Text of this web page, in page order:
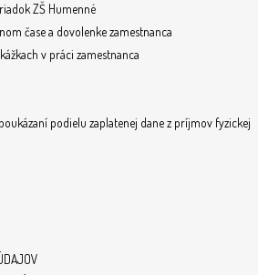
ZŠ Humenné
čase a dovolenke zamestnanca
v práci zamestnanca
podielu zaplatenej dane z príjmov fyzickej